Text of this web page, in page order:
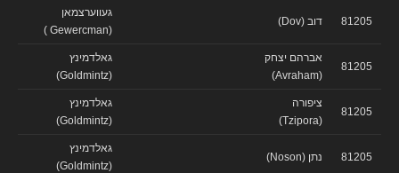
81205 דוב (Dov)
געווערצמאן
(Gewercman )
81205
אברהם יצחק
(Avraham)
גאלדמינץ
(Goldmintz)
81205
ציפורה
(Tzipora)
גאלדמינץ
(Goldmintz)
81205 נתן (Noson)
גאלדמינץ
(Goldmintz)